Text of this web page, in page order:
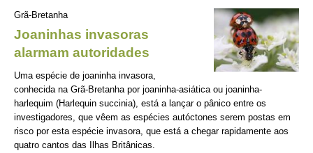
Grã-Bretanha
Joaninhas invasoras
alarmam autoridades
Uma espécie de joaninha invasora,
conhecida na Grã-Bretanha por joaninha-asiática ou joaninha-
harlequim (Harlequin succinia), está a lançar o pânico entre os
investigadores, que vêem as espécies autóctones serem postas em
risco por esta espécie invasora, que está a chegar rapidamente aos
quatro cantos das Ilhas Britânicas.